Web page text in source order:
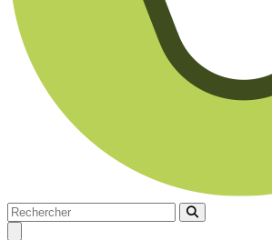
Rechercher
Rechercher